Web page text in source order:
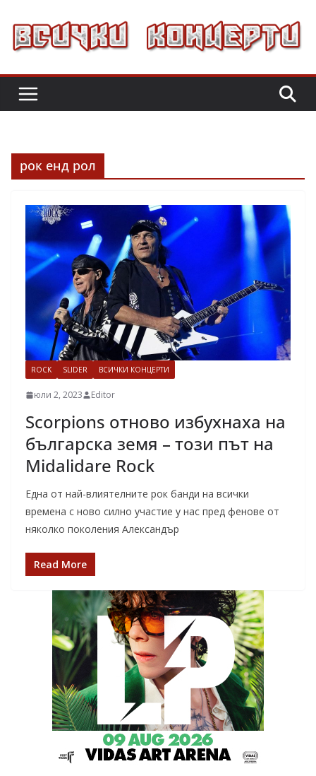
content
рок енд рол
ROCK SLIDER ВСИЧКИ КОНЦЕРТИ
юли 2, 2023 Editor
Scorpions отново избухнаха на
българска земя – този път на
Midalidare Rock
Една от най-влиятелните рок банди на всички
времена с ново силно участие у нас пред фенове от
няколко поколения Александър
Read More